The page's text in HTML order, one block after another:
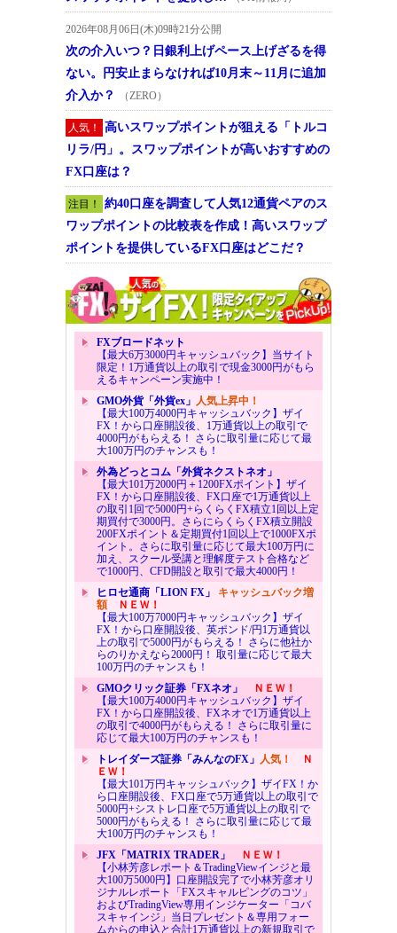
2026年08月06日(木)09時21分公開
次の介入いつ？日銀利上げペース上げざるを得
ない。円安止まらなければ10月末～11月に追加
介入か？
（ZERO）
人気！
高いスワップポイントが狙える「トルコ
リラ/円」。スワップポイントが高いおすすめの
FX口座は？
注目！
約40口座を調査して人気12通貨ペアのス
ワップポイントの比較表を作成！高いスワップ
ポイントを提供しているFX口座はどこだ？
FXブロードネット
【最大6万3000円キャッシュバック】当サイト
限定！1万通貨以上の取引で現金3000円がもら
えるキャンペーン実施中！
GMO外貨「外貨ex」 人気上昇中！
【最大100万4000円キャッシュバック】ザイ
FX！から口座開設後、1万通貨以上の取引で
4000円がもらえる！ さらに取引量に応じて最
大100万円のチャンスも！
外為どっとコム「外貨ネクストネオ」
【最大101万2000円＋1200FXポイント】ザイ
FX！から口座開設後、FX口座で1万通貨以上
の取引1回で5000円+らくらくFX積立1回以上定
期買付で3000円。さらにらくらくFX積立開設
200FXポイント＆定期買付1回以上で1000FXポ
イント。さらに取引量に応じて最大100万円に
加え、スクール受講と理解度テスト合格など
で1000円、CFD開設と取引で最大4000円！
ヒロセ通商「LION FX」 キャッシュバック増
額ＮＥＷ！
【最大100万7000円キャッシュバック】ザイ
FX！から口座開設後、英ポンド/円1万通貨以
上の取引で5000円がもらえる！ さらに他社か
らのりかえなら2000円！ 取引量に応じて最大
100万円のチャンスも！
GMOクリック証券「FXネオ」
ＮＥＷ！
【最大100万4000円キャッシュバック】ザイ
FX！から口座開設後、FXネオで1万通貨以上
の取引で4000円がもらえる！ さらに取引量に
応じて最大100万円のチャンスも！
トレイダーズ証券「みんなのFX」 人気！
Ｎ
ＥＷ！
【最大101万円キャッシュバック】ザイFX！か
ら口座開設後、FX口座で5万通貨以上の取引で
5000円+シストレ口座で5万通貨以上の取引で
5000円がもらえる！ さらに取引量に応じて最
大100万円のチャンスも！
JFX「MATRIX TRADER」
ＮＥＷ！
【小林芳彦レポート＆TradingViewインジと最
大100万5000円】口座開設完了で小林芳彦オリ
ジナルレポート「FXスキャルピングのコツ」
およびTradingView専用インジケーター「コバ
スキャインジ」当日プレゼント＆専用フォー
ムからの申込と合計1万通貨以上の新規取引で